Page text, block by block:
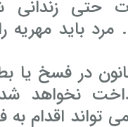
حتی زندانی
باید مهریه
در فسخ یا
نخواهد
تواند اقدام